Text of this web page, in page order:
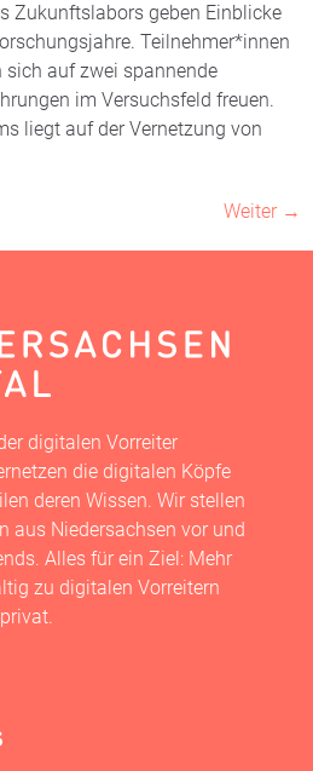
Zukunftslabors geben Einblicke
Teilnehmer*innen
auf zwei spannende
im Versuchsfeld freuen.
liegt auf der Vernetzung von
Weiter →
digitalen Vorreiter
die digitalen Köpfe
deren Wissen. Wir stellen
aus Niedersachsen vor und
Alles für ein Ziel: Mehr
zu digitalen Vorreitern